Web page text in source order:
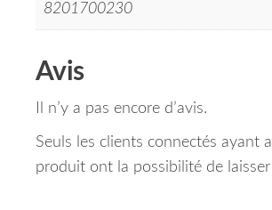
8201700230
Avis
Il n’y a pas encore d’avis.
Seuls les clients connectés ayant
produit ont la possibilité de